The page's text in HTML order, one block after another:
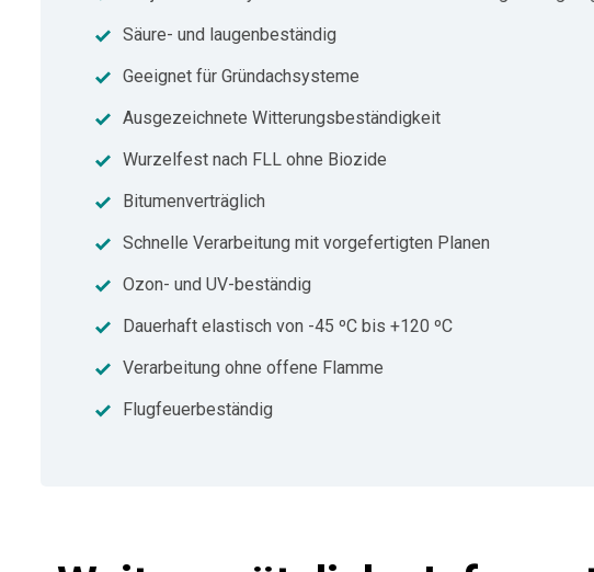
Säure- und laugenbeständig
Geeignet für Gründachsysteme
Ausgezeichnete Witterungsbeständigkeit
Wurzelfest nach FLL ohne Biozide
Bitumenverträglich
Schnelle Verarbeitung mit vorgefertigten Planen
Ozon- und UV-beständig
Dauerhaft elastisch von -45 ºC bis +120 ºC
Verarbeitung ohne offene Flamme
Flugfeuerbeständig